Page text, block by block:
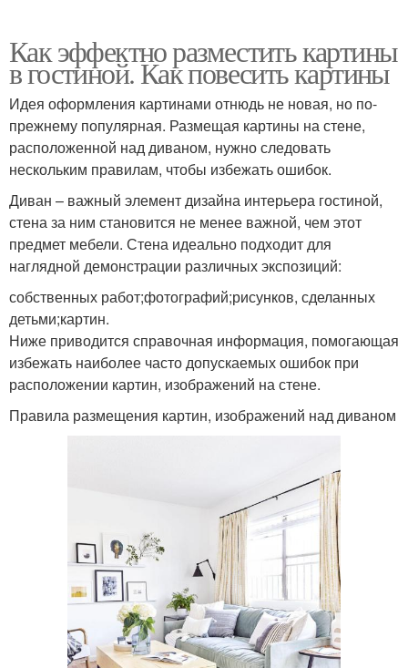
Как эффектно разместить картины
в гостиной. Как повесить картины
Идея оформления картинами отнюдь не новая, но по-
прежнему популярная. Размещая картины на стене,
расположенной над диваном, нужно следовать
нескольким правилам, чтобы избежать ошибок.
Диван – важный элемент дизайна интерьера гостиной,
стена за ним становится не менее важной, чем этот
предмет мебели. Стена идеально подходит для
наглядной демонстрации различных экспозиций:
собственных работ;фотографий;рисунков, сделанных
детьми;картин.
Ниже приводится справочная информация, помогающая
избежать наиболее часто допускаемых ошибок при
расположении картин, изображений на стене.
Правила размещения картин, изображений над диваном